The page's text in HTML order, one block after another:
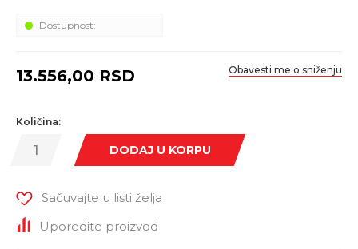
Dostupnost:
13.556,00 RSD Obavesti me o sniženju
Količina:
DODAJ U KORPU
Sačuvajte u listi želja
Uporedite proizvod